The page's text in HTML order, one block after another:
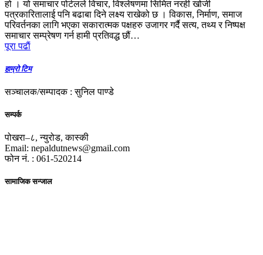
हो । यो समाचार पोर्टलले विचार, विश्लेषणमा सिमित नरही खोजी
पत्रकारितालाई पनि बढाबा दिने लक्ष्य राखेको छ । विकास, निर्माण, समाज
परिवर्तनका लागि भएका सकारात्मक पक्षहरु उजागर गर्दै सत्य, तथ्य र निष्पक्ष
समाचार सम्प्रेषण गर्न हामी प्रतिवद्ध छौं…
पूरा पढाैं
हाम्रो टिम
सञ्चालक/सम्पादक : सुनिल पाण्डे
सम्पर्क
पोखरा–८, न्युरोड, कास्की
Email: nepaldutnews@gmail.com
फोन नं. : 061-520214
सामाजिक सन्जाल